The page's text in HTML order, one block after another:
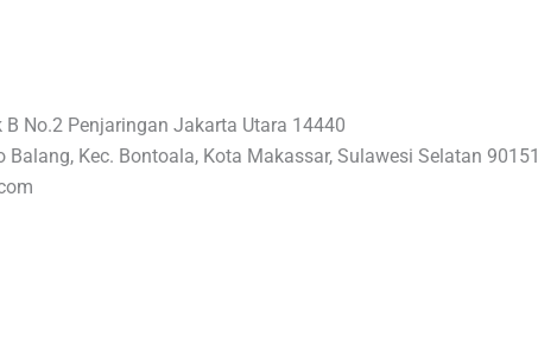
No.2 Penjaringan Jakarta Utara 14440
Kec. Bontoala, Kota Makassar, Sulawesi Selatan 90151